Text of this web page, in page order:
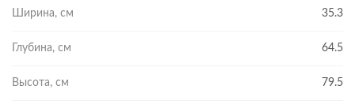
Ширина, см 35.3
Глубина, см 64.5
Высота, см 79.5